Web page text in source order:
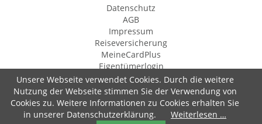
Datenschutz
AGB
Impressum
Reiseversicherung
MeineCardPlus
Eigentümerlogin
© 2015 Fewo-Zentrale Willingen
Unsere Webseite verwendet Cookies. Durch die weitere
Nutzung der Webseite stimmen Sie der Verwendung von
Cookies zu. Weitere Informationen zu Cookies erhalten Sie
in unserer Datenschutzerklärung.
Weiterlesen …